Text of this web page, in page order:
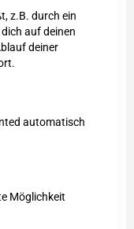
z.B. durch ein
auf deinen
deiner
automatisch
Möglichkeit